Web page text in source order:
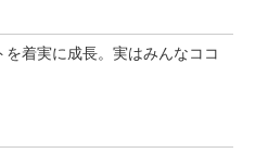
を着実に成長。実はみんなココ